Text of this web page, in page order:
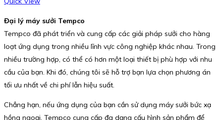
Đại lý máy sưởi Tempco
Tempco đã phát triển và cung cấp các giải pháp sưởi cho hàng
loạt ứng dụng trong nhiều lĩnh vực công nghiệp khác nhau. Trong
nhiều trường hợp, có thể có hơn một loại thiết bị phù hợp với nhu
cầu của bạn. Khi đó, chúng tôi sẽ hỗ trợ bạn lựa chọn phương án
tối ưu nhất về chi phí lẫn hiệu suất.
Chẳng hạn, nếu ứng dụng của bạn cần sử dụng máy sưởi bức xạ
hồng ngoại, Tempco cung cấp đa dạng cấu hình sản phẩm để